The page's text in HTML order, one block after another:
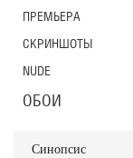
Синопсис
ПРЕМЬЕРА
СКРИНШОТЫ
NUDE
ОБОИ